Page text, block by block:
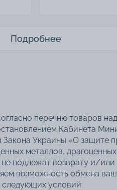
Подробнее
перечню товаров
Кабинета
Украины «О защите
металлов,
подлежат возврату и/или
возможность обмена
следующих условий: